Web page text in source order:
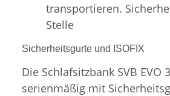
transportieren.
Stelle
Sicherheitsgurte und ISOFIX
Die Schlafsitzbank SVB EVO
serienmäßig mit